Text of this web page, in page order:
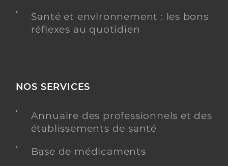
Santé et environnement : les bons
réflexes au quotidien
NOS SERVICES
Annuaire des professionnels et des
établissements de santé
Base de médicaments